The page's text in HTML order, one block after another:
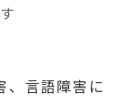
、言語障害に